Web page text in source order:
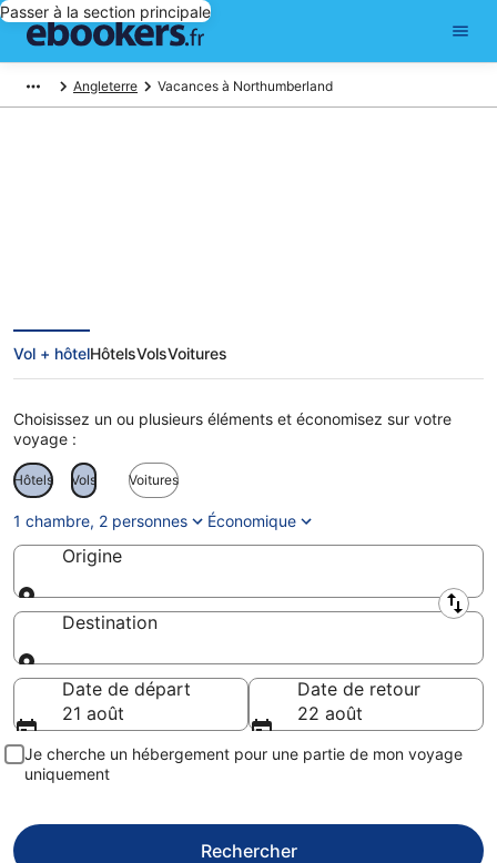
Passer à la section principale
Angleterre Vacances à Northumberland
Vol + hôtelHôtelsVolsVoitures
Choisissez un ou plusieurs éléments et économisez sur votre
voyage :
Hôtels Vols Voitures
1 chambre, 2 personnes Économique
Origine
Origine
Destination
Destination
Date de départ
21 août
Date de retour
22 août
Je cherche un hébergement pour une partie de mon voyage
uniquement
Rechercher